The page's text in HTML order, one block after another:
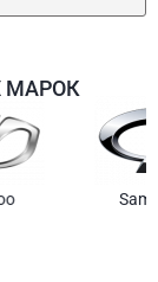
МАРОК